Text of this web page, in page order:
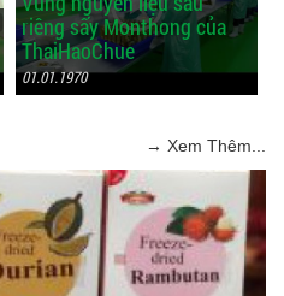
riêng sấy Monthong của
ThaiHaoChue
01.01.1970
→ Xem Thêm...